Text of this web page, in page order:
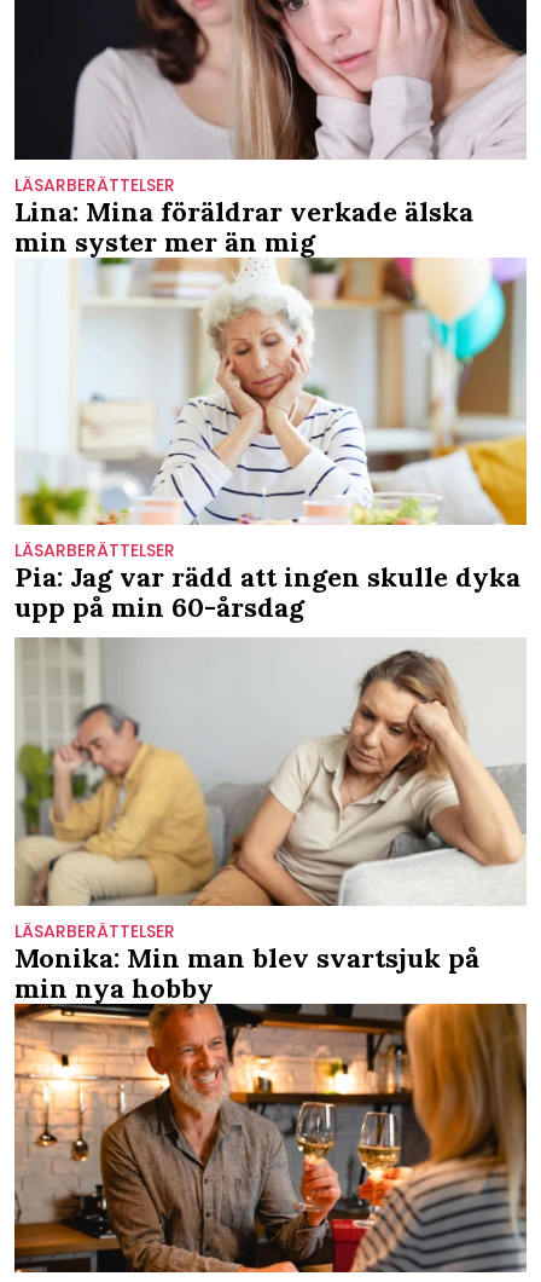
LÄSARBERÄTTELSER
Lina: Mina föräldrar verkade älska
min syster mer än mig
LÄSARBERÄTTELSER
Pia: Jag var rädd att ingen skulle dyka
upp på min 60-årsdag
LÄSARBERÄTTELSER
Monika: Min man blev svartsjuk på
min nya hobby